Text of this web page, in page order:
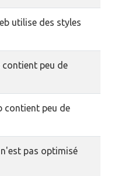
utilise des styles
contient peu de
contient peu de
pas optimisé